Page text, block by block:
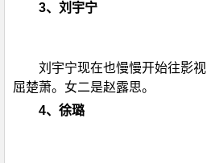
3、刘宇宁
刘宇宁现在也慢慢开始往影
屈楚萧。女二是赵露思。
4、徐璐